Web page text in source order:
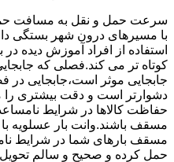
سرعت حمل و نقل به مسافت حمل
با مسیرهای درون شهر بستگی
استفاده از افراد آموزش دیده در
کوتاه تر می کند.فصلی که
جابجایی موثر است،جابجایی در
دشوارتر است و دقت بیشتری
حفاظت کالاها در شرایط
مسقف باشند.وانت بار عسلویه با
مسقف بارهای شما در شرایط
حمل کرده و صحیح و سالم